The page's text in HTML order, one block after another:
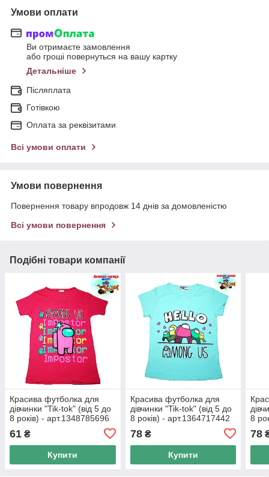
Умови оплати
Ви отримаєте замовлення
або гроші повернуться на вашу картку
Детальніше
Післяплата
Готівкою
Оплата за реквізитами
Всі умови оплати
Умови повернення
Повернення товару впродовж 14 днів за домовленістю
Всі умови повернення
Подібні товари компанії
Красива футболка для
дівчинки "Tik-tok" (від 5 до
8 років) - арт.1348785696
61 ₴
Купити
Красива футболка для
дівчинки "Tik-tok" (від 5 до
8 років) - арт.1364717442
78₴
Купити
8
78